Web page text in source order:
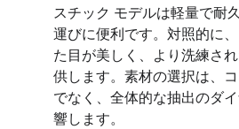
スチック モデルは軽量で耐
運びに便利です。対照的に
た目が美しく、より洗練さ
供します。素材の選択は、
でなく、全体的な抽出のダ
響します。